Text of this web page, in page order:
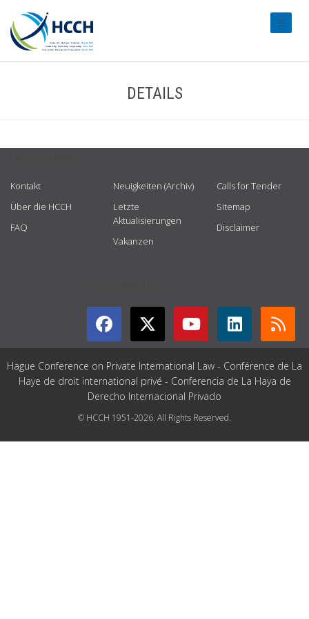
DETAILS
Kontakt
Über die HCCH
FAQ
Neuigkeiten (Archiv)
Letzte
Aktualisierungen
Vakanzen
Calls for Tender
Sitemap
Disclaimer
Hague Conference on Private International Law - Conférence de La
Haye de droit international privé - Conferencia de La Haya de
Derecho Internacional Privado
© HCCH 1951-2026. All Rights Reserved.